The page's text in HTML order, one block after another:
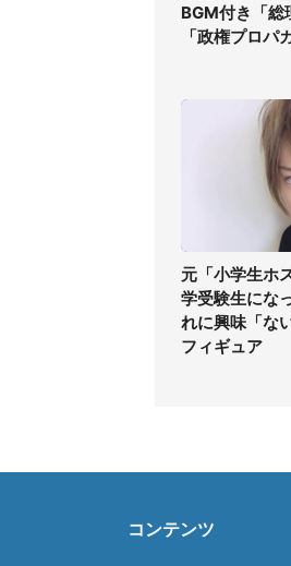
BGM付き「総
「政権プロパ
元「小学生ホ
学受験生にな
れに興味「な
フィギュア
コンテンツ